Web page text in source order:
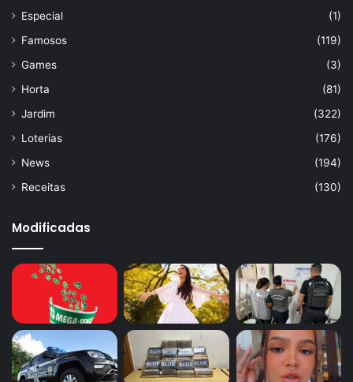
Especial
(1)
Famosos
(119)
Games
(3)
Horta
(81)
Jardim
(322)
Loterias
(176)
News
(194)
Receitas
(130)
Modificadas